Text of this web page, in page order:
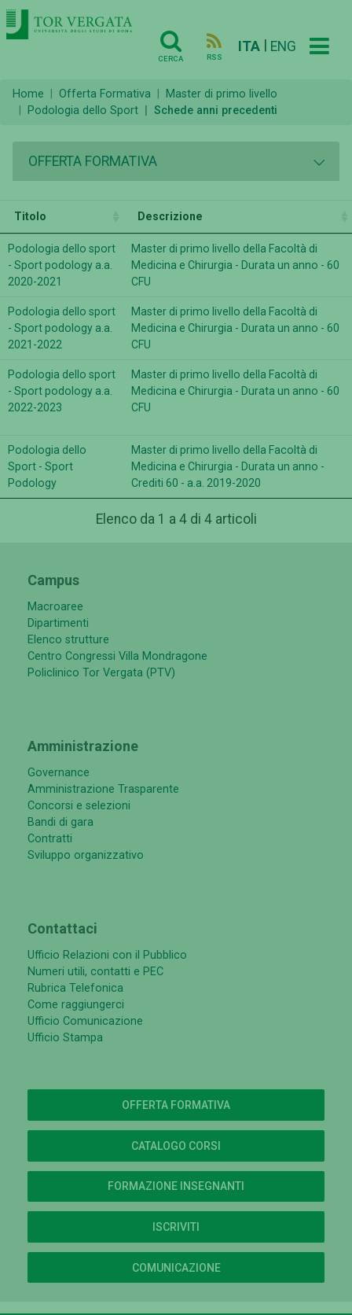
CERCA RSS
ITA ENG
Home Offerta Formativa
Master di primo livello
Podologia dello Sport
Schede anni precedenti
OFFERTA FORMATIVA
Titolo Descrizione
Podologia dello sport
- Sport podology a.a.
2020-2021
Master di primo livello della Facoltà di
Medicina e Chirurgia - Durata un anno - 60
CFU
Podologia dello sport
- Sport podology a.a.
2021-2022
Master di primo livello della Facoltà di
Medicina e Chirurgia - Durata un anno - 60
CFU
Podologia dello sport
- Sport podology a.a.
2022-2023
Master di primo livello della Facoltà di
Medicina e Chirurgia - Durata un anno - 60
CFU
Podologia dello
Sport - Sport
Podology
Master di primo livello della Facoltà di
Medicina e Chirurgia - Durata un anno -
Crediti 60 - a.a. 2019-2020
Elenco da 1 a 4 di 4 articoli
Campus
Macroaree
Dipartimenti
Elenco strutture
Centro Congressi Villa Mondragone
Policlinico Tor Vergata (PTV)
Amministrazione
Governance
Amministrazione Trasparente
Concorsi e selezioni
Bandi di gara
Contratti
Sviluppo organizzativo
Contattaci
Ufficio Relazioni con il Pubblico
Numeri utili, contatti e PEC
Rubrica Telefonica
Come raggiungerci
Ufficio Comunicazione
Ufficio Stampa
OFFERTA FORMATIVA
CATALOGO CORSI
FORMAZIONE INSEGNANTI
ISCRIVITI
COMUNICAZIONE